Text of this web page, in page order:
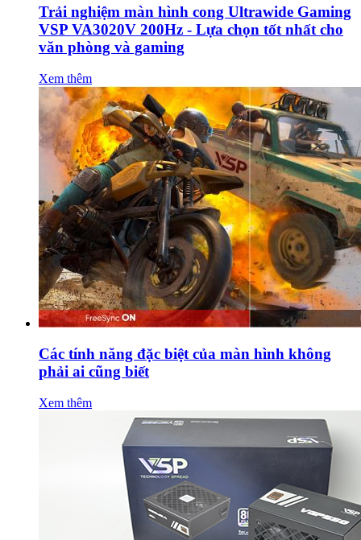
Trải nghiệm màn hình cong Ultrawide Gaming
VSP VA3020V 200Hz - Lựa chọn tốt nhất cho
văn phòng và gaming
Xem thêm
Các tính năng đặc biệt của màn hình không
phải ai cũng biết
Xem thêm